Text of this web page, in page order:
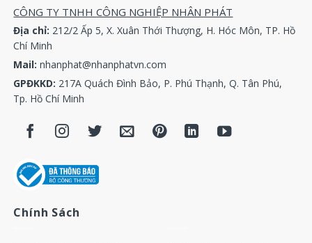
Két giải nhiệt máy nén khí Atlas Copco 1202 5263 01
Két giải nhiệt máy nén khí Atlas Copco 1202 5911 00
Két giải nhiệt máy nén khí Atlas Copco 1202 5942 00
Két giải nhiệt máy nén khí Atlas Copco 1202 5988 02
Két giải nhiệt máy nén khí Atlas Copco 1202 5988 07
Két giải nhiệt máy nén khí Atlas Copco 1202 6036 00
CÔNG TY TNHH CÔNG NGHIỆP NHÂN PHÁT
Địa chỉ: 212/2 Ấp 5, X. Xuân Thới Thượng, H. Hóc Môn, TP. Hồ
Chí Minh
Mail:nhanphat@nhanphatvn.com
GPĐKKD: 217A Quách Đình Bảo, P. Phú Thạnh, Q. Tân Phú,
Tp. Hồ Chí Minh
Chính Sách